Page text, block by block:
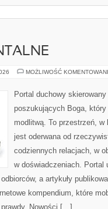
MOŻLIWOŚĆ
Portal duchowy
poszukujących Boga,
modlitwą. To przestrzeń,
jest oderwana od
codziennych relacjach, w
w doświadczeniach.
a artykuły
kompendium, które
Nowości […]